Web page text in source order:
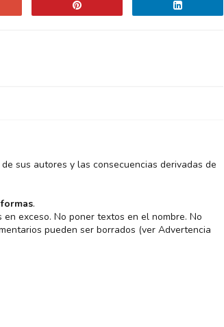
sus autores y las consecuencias derivadas de
.
exceso. No poner textos en el nombre. No
pueden ser borrados (ver Advertencia